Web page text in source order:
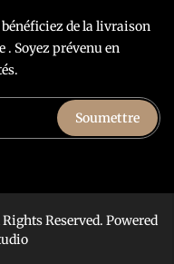
de la livraison
Soyez prévenu en
Soumettre
Reserved. Powered